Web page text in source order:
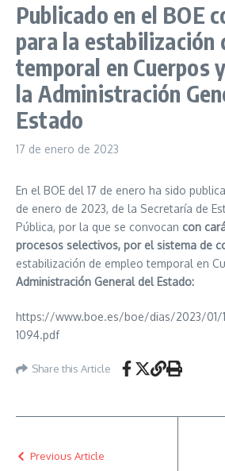
Publicado en el BOE
para la estabilización
temporal en Cuerpos
la Administración
Estado
17 de enero de 2023
En el BOE del 17 de enero ha sido
de enero de 2023, de la Secretaría de
Pública, por la que se convocan con
procesos selectivos, por el sistema de
estabilización de empleo temporal en
Administración General del Estado:
https://www.boe.es/boe/dias/2023/01/
1094.pdf
Share this Article
Previous Article